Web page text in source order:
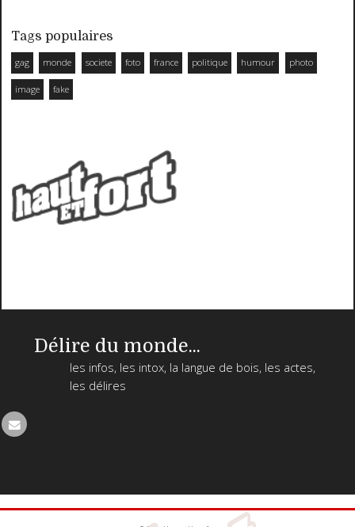
Tags populaires
gag monde societe foto france politique humour photo
image fake
Délire du monde...
les infos, les intox, la langue de bois, les actes,
les délires